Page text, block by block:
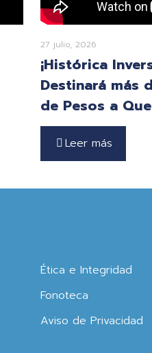
27 julio, 2026
¡Histórica
Destinará más
de Pesos a
Leer más
Ética e Integridad
Fonoteca
Aviso de Privacidad